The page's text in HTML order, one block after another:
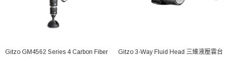
Gitzo GM4562 Series 4 Carbon Fiber
Gitzo 3-Way Fluid Head 三維液壓雲台